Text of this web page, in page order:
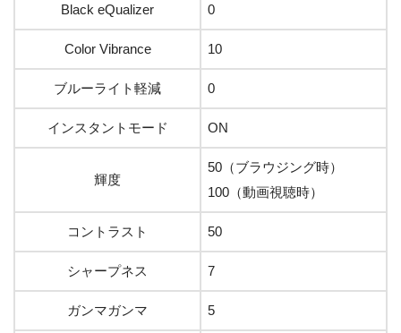
Black eQualizer 0
Color Vibrance 10
ブルーライト軽減 0
インスタントモード ON
輝度
50（ブラウジング時）
100（動画視聴時）
コントラスト 50
シャープネス 7
ガンマガンマ 5